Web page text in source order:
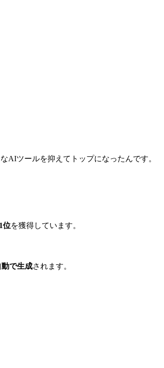
AIツールを抑えてトップになったんです。
位を獲得しています。
で生成されます。